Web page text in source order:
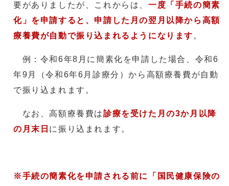
要がありましたが、これからは、 一度「手続の簡素
化」を申請すると、申請した月の翌月以降から高額
療養費が自動で振り込まれるようになります 。
例：令和6年8月に簡素化を申請した場合、令和6
年9月（令和6年6月診療分）から高額療養費が自動
で振り込まれます。
なお、高額療養費は診療を受けた月の3か月以降
の月末日 に振り込まれます。
※手続の簡素化を申請される前に「国民健康保険の